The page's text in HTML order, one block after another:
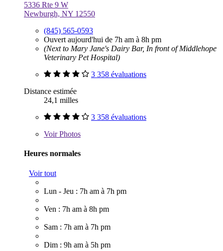
5336 Rte 9 W
Newburgh, NY 12550
(845) 565-0593
Ouvert aujourd'hui de 7h am à 8h pm
(Next to Mary Jane's Dairy Bar, In front of Middlehope
Veterinary Pet Hospital)
3 358 évaluations
Distance estimée
24,1 milles
3 358 évaluations
VoirPhotos
Heures normales
Voir tout
Lun - Jeu : 7h am à 7h pm
Ven : 7h am à 8h pm
Sam : 7h am à 7h pm
Dim : 9h am à 5h pm